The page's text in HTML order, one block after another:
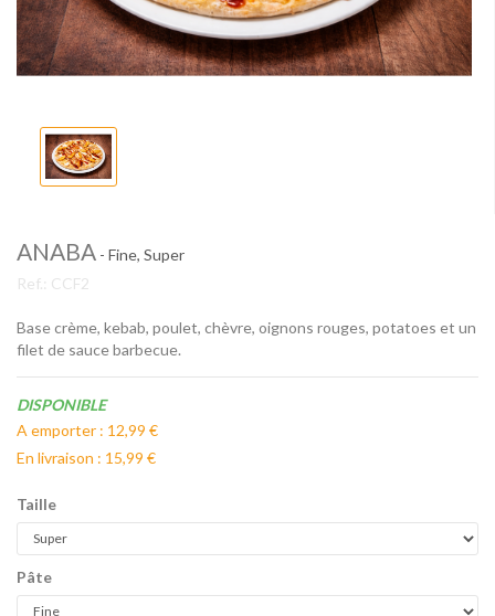
ANABA - Fine, Super
Ref.: CCF2
Base crème, kebab, poulet, chèvre, oignons rouges, potatoes et un
filet de sauce barbecue.
Disponibilité:
DISPONIBLE
A emporter : 12,99 €
En livraison : 15,99 €
Taille
Pâte